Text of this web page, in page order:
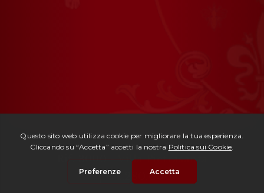
Villa Pietrasanta
| € 1.280.000